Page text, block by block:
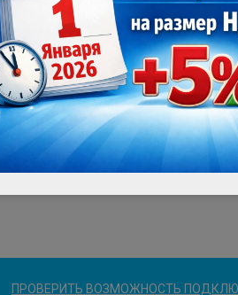
ПРОВЕРИТЬ ВОЗМОЖНОСТЬ